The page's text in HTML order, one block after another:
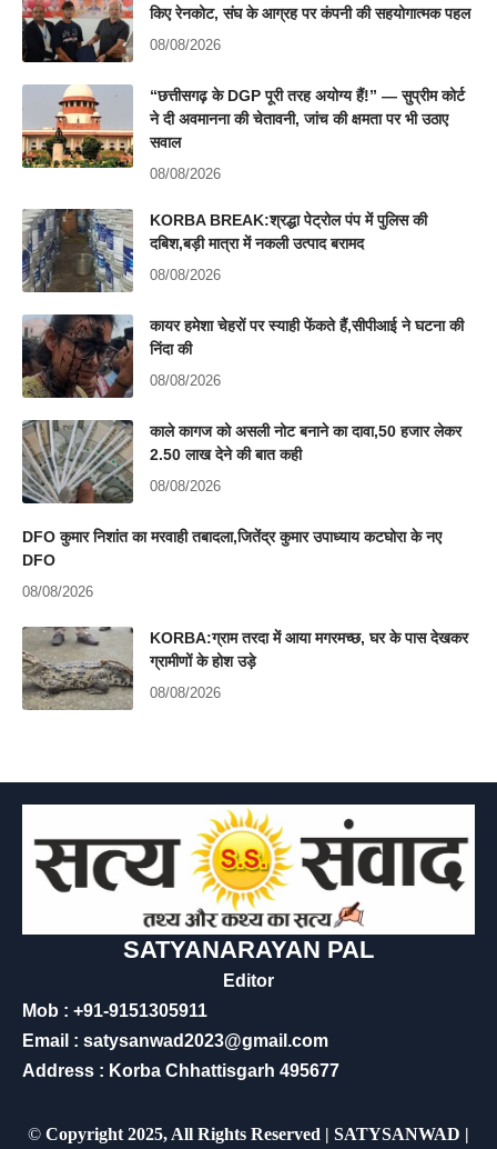
किए रेनकोट, संघ के आग्रह पर कंपनी की सहयोगात्मक पहल
08/08/2026
“छत्तीसगढ़ के DGP पूरी तरह अयोग्य हैं!” — सुप्रीम कोर्ट
ने दी अवमानना की चेतावनी, जांच की क्षमता पर भी उठाए
सवाल
08/08/2026
KORBA BREAK:श्रद्धा पेट्रोल पंप में पुलिस की
दबिश,बड़ी मात्रा में नकली उत्पाद बरामद
08/08/2026
कायर हमेशा चेहरों पर स्याही फेंकते हैं,सीपीआई ने घटना की
निंदा की
08/08/2026
काले कागज को असली नोट बनाने का दावा,50 हजार लेकर
2.50 लाख देने की बात कही
08/08/2026
DFO कुमार निशांत का मरवाही तबादला,जितेंद्र कुमार उपाध्याय कटघोरा के नए
DFO
08/08/2026
KORBA:ग्राम तरदा में आया मगरमच्छ, घर के पास देखकर
ग्रामीणों के होश उड़े
08/08/2026
SATYANARAYAN PAL
Editor
Mob : +91-9151305911
Email : satysanwad2023@gmail.com
Address : Korba Chhattisgarh 495677
© Copyright 2025, All Rights Reserved | SATYSANWAD |